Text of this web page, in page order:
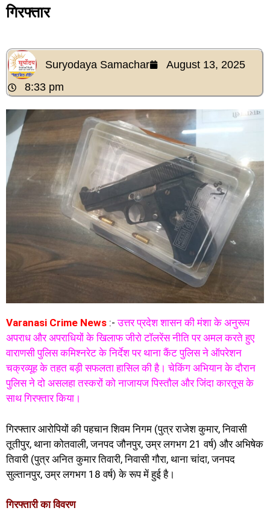
गिरफ्तार
Suryodaya Samachar
August 13, 2025
8:33 pm
Varanasi Crime News :-उत्तर प्रदेश शासन की मंशा के अनुरूप
अपराध और अपराधियों के खिलाफ जीरो टॉलरेंस नीति पर अमल करते हुए
वाराणसी पुलिस कमिश्नरेट के निर्देश पर थाना कैंट पुलिस ने ऑपरेशन
चक्रव्यूह के तहत बड़ी सफलता हासिल की है। चेकिंग अभियान के दौरान
पुलिस ने दो असलहा तस्करों को नाजायज पिस्तौल और जिंदा कारतूस के
साथ गिरफ्तार किया।
गिरफ्तार आरोपियों की पहचान शिवम निगम (पुत्र राजेश कुमार, निवासी
तूतीपुर, थाना कोतवाली, जनपद जौनपुर, उम्र लगभग 21 वर्ष) और अभिषेक
तिवारी (पुत्र अनित कुमार तिवारी, निवासी गौरा, थाना चांदा, जनपद
सुल्तानपुर, उम्र लगभग 18 वर्ष) के रूप में हुई है।
गिरफ्तारी का विवरण